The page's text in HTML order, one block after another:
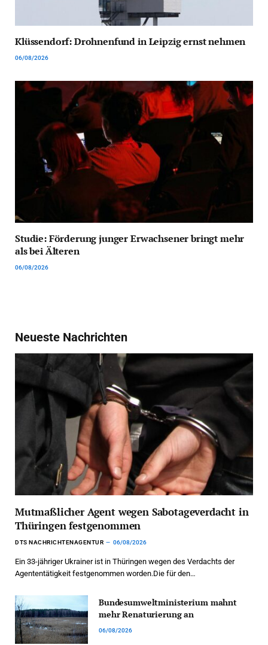
Klüssendorf: Drohnenfund in Leipzig ernst nehmen
06/08/2026
Studie: Förderung junger Erwachsener bringt mehr
als bei Älteren
06/08/2026
Neueste Nachrichten
Mutmaßlicher Agent wegen Sabotageverdacht in
Thüringen festgenommen
DTS NACHRICHTENAGENTUR 06/08/2026
Ein 33-jähriger Ukrainer ist in Thüringen wegen des Verdachts der
Agententätigkeit festgenommen worden.Die für den…
Bundesumweltministerium mahnt
mehr Renaturierung an
06/08/2026